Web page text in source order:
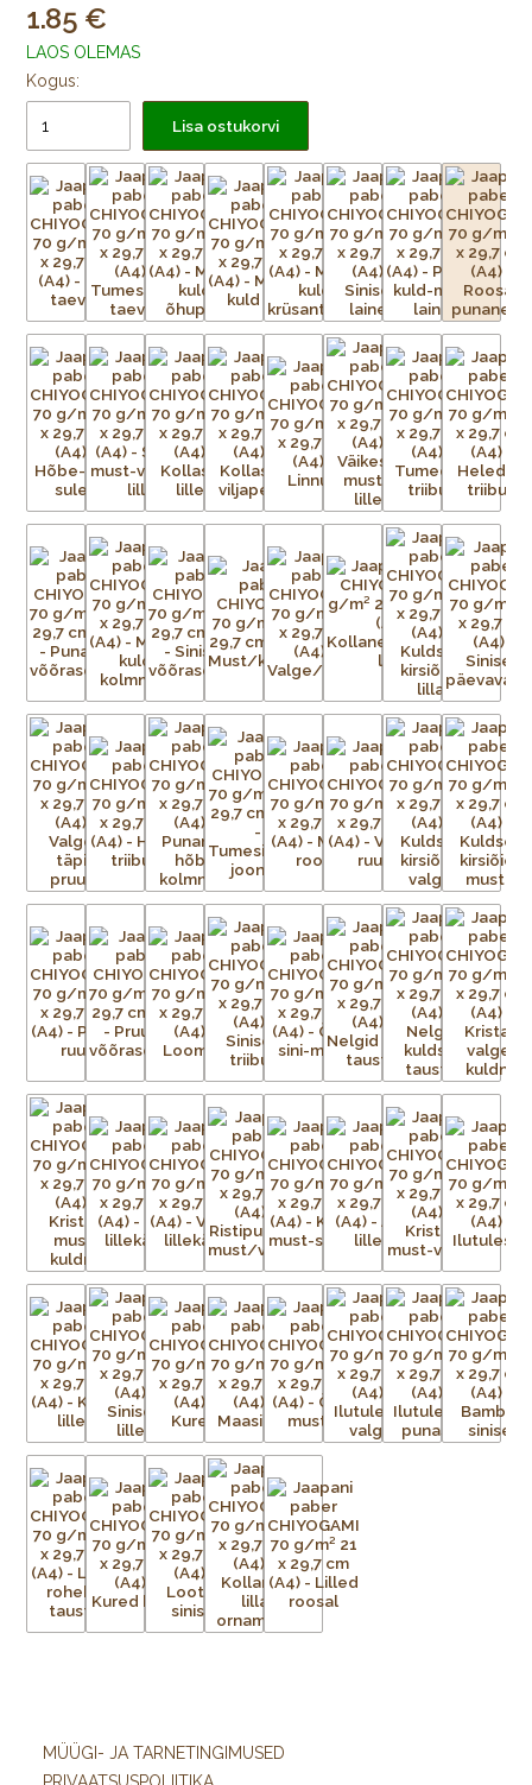
Algselt Edo ajastul välja töötatud jaapani värviliste
kujundustega mooruspuupaberid trükiti puulõigete abil
väikeste kodutarvikute katmiseks ja pabernukkude
meisterdamiseks. Tänapäeval trükitakse Chiyogamit kõikjal
Jaapanis käsitsi siiditrükis väikestes stuudiotes. Trükkimiseks
kasutatakse pleekimiskindlaid pigmente. Uusi mustreid, nii
traditsioonilisi kui ka kaasaegseid, toodetakse pidevalt
lõpututes värvikombinatsioonides.
Paberid on väga sitked ja tugevad, ning sobivad ideaalselt
raamatute, purkide ja karpide katmiseks, kaartide ning
kollaažide tegemiseks, fotode ja kunstiteoste taustaks või
raamaturiiulitele ja seintele aktsendiks. Võimalused on
piiramatud!
Chiyogami imitatsiooniga pabereid toodetakse praegu
ofsettrükiga teistes Aasia riikides. Ärge laske end petta
madalama kvaliteediga imitatsioonidest, mis tõenäoliselt
pleegivad kiiremini ja aluspaber millele trükitakse ei ole nii
tugev ja sitke kui originaalpaberitel. Ehtsate Jaapani siiditrükiste
erksuse ja tugevusega need ei võistle.
Iga Chiyogami lehe valmistamine on uskumatult töömahukas
protsess. Esialgsest kujutisest tuleb valmistada terve hulk
mustriga trükivõrke, mis on terve paberilehe suurused, üks
võrk iga mustris nähtava värvi kohta.
Aluspaber liimitakse esmalt ajutiselt tasasele pinnale.
Tänapäeval on kasutusel plast- ja metallvõrgud. Metallraami
peale pingutatud võrgule kantakse valgustundliku emulsiooni
abil trükitav kujutis. Trükivalmis raamid seadistatakse
trükikarussellile – iga värv kantakse trükilauale kinnitatud
tootele eraldi. Soovitud kujutis on võrgus avatud, ülejäänud
võrgu augud aga kaetud. Värvi laialiajamiseks ja üleliigse värvi
eemaldamiseks kasutatakse raaklit. Värv kuivab ja kinnistub
esemele kuivatustunnelis või lihtsalt õhu käes. Trükivärvid
segatakse iga prindi jaoks eritellimusel, nii et mõnikord ei ole
värvid täpselt sellised nagu eelmisel partiil. Pärast värvi
pealekandmist paber kuivatatakse. Protsessi korratakse iga
värvi puhul – kolm kuni 15 korda – kuni mustrid on täielikult
trükitud.
1.85
LAOS OLEMAS
Kogus:
Lisa ostukorvi
MÜÜGI- JA TARNETINGIMUSED